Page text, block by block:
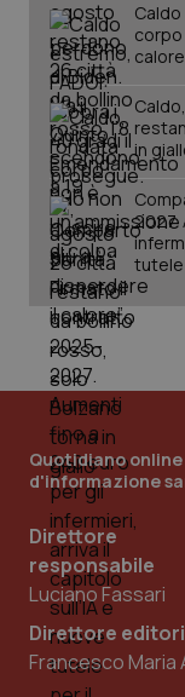
Caldo
corpo
in
2027.
tutele
Quotidiano online
d'informazione
Direttore
responsabile
Luciano Fassari
Direttore
Francesco Maria
PHPSESSID